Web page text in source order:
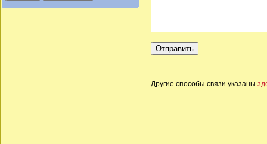
Другие способы связи указаны